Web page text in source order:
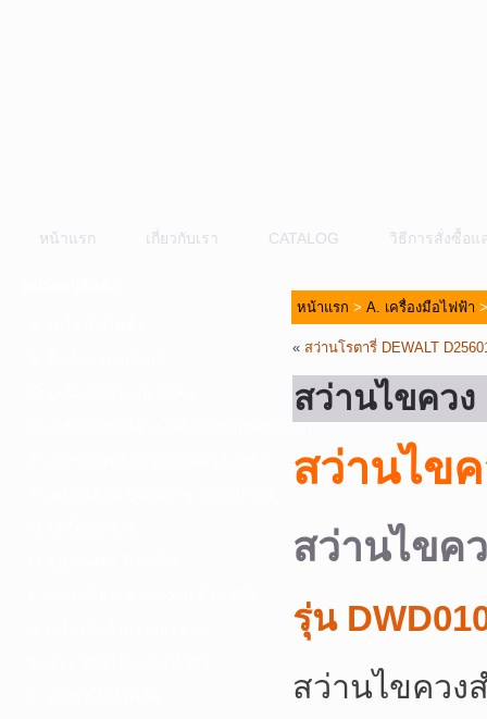
หน้าแรก เกี่ยวกับเรา CATALOG วิธีการสั่งซื้อแ
D. เครื่องมือก่อสร้าง-เครื่องมืออุตสาหกรรม
หน้าแรก > A. เครื่องมือไฟฟ้า
« สว่านโรตารี่ DEWALT
สว่านไขควง
สว่านไขค
สว่านไขค
รุ่น
สว่านไขควง